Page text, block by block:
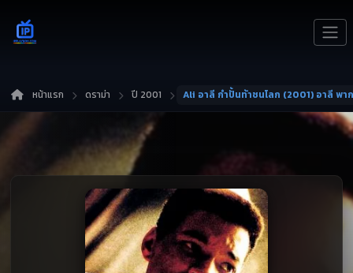
หน้าแรก ดราม่า ปี 2001 Ali อาลี กำปั้นท้าชนโลก (2001) อาลี พา